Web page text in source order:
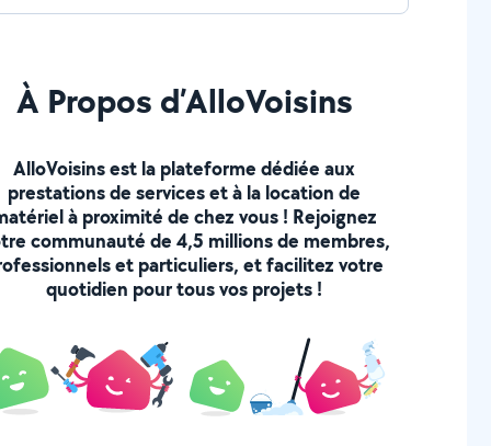
À Propos d’AlloVoisins
AlloVoisins est la plateforme dédiée aux
prestations de services et à la location de
à proximité de chez vous ! Rejoignez
communauté de 4,5 millions de membres,
et particuliers, et facilitez votre
quotidien pour tous vos projets !